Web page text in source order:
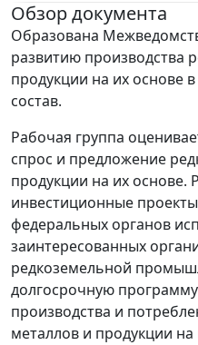
Обзор документа
Образована
развитию производства
продукции на их основе
состав.
Рабочая группа
спрос и предложение
продукции на их основе.
инвестиционные
федеральных органов
заинтересованных
редкоземельной
долгосрочную
производства и
металлов и продукции на